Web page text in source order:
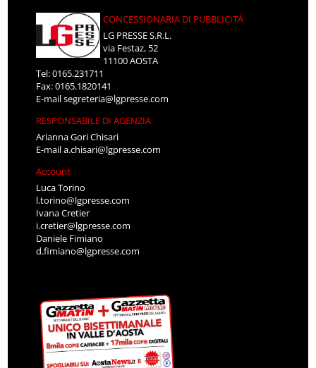
CONCESSIONARIA DI PUBBLICITÀ
LG PRESSE S.R.L.
via Festaz, 52
11100 AOSTA
Tel: 0165.231711
Fax: 0165.1820141
E-mailsegreteria@lgpresse.com
RESPONSABILE DI AGENZIA
Arianna Gori Chisari
E-maila.chisari@lgpresse.com
Account
Luca Torino
l.torino@lgpresse.com
Ivana Cretier
i.cretier@lgpresse.com
Daniele Fimiano
d.fimiano@lgpresse.com